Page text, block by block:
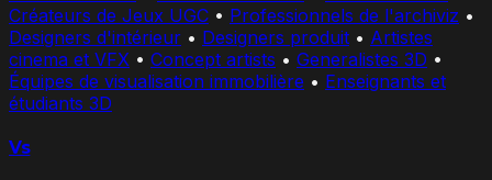
Créateurs de Jeux UGC • Professionnels de l'archiviz •
Designers d'intérieur • Designers produit • Artistes
cinema et VFX • Concept artists • Generalistes 3D •
Équipes de visualisation immobilière • Enseignants et
étudiants 3D
Vs